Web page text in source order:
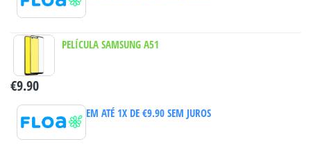
PELÍCULA SAMSUNG A51
€9.90
EM ATÉ 1X DE €9.90SEM JUROS